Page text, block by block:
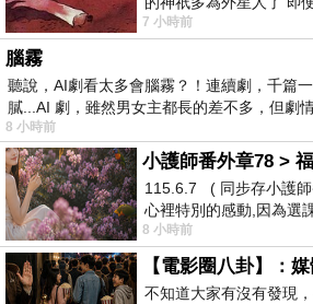
驚世駭俗的神通法門 也
7 小時前
腦霧
聽說，AI劇看太多會腦霧？！連續劇，千篇
膩...AI 劇，雖然男女主都長的差不多，但劇
8 小時前
115.6.7 ( 同步存小護
心裡特別的感動,因為選
智課的她,特來傾
8 小時前
不知道大家有沒有發現